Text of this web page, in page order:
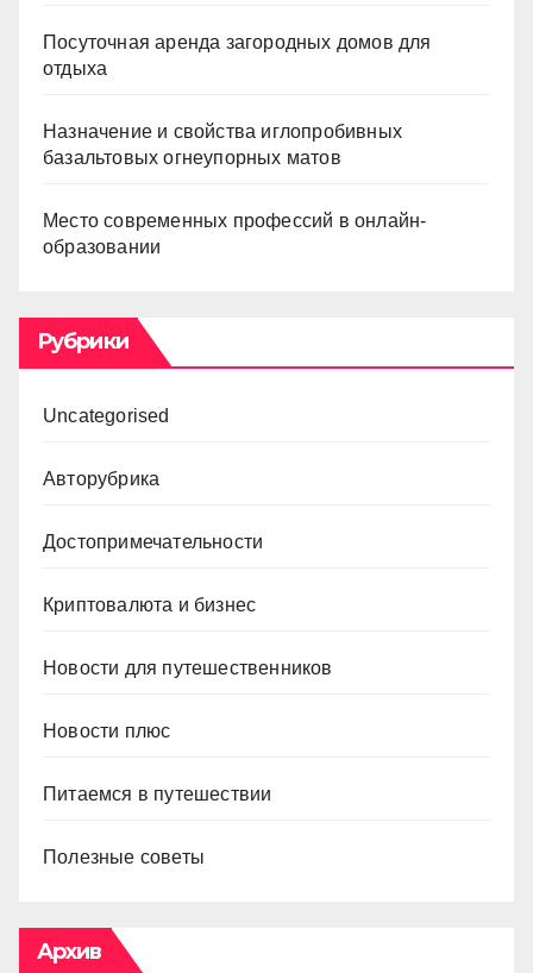
Посуточная аренда загородных домов для
отдыха
Назначение и свойства иглопробивных
базальтовых огнеупорных матов
Место современных профессий в онлайн-
образовании
Рубрики
Uncategorised
Авторубрика
Достопримечательности
Криптовалюта и бизнес
Новости для путешественников
Новости плюс
Питаемся в путешествии
Полезные советы
Архив